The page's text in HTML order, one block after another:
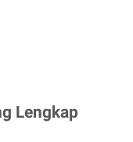
Lengkap